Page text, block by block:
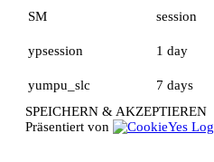
SM
session
ypsession
1 day
yumpu_slc
7 days
SPEICHERN & AKZEPTIEREN
Präsentiert von